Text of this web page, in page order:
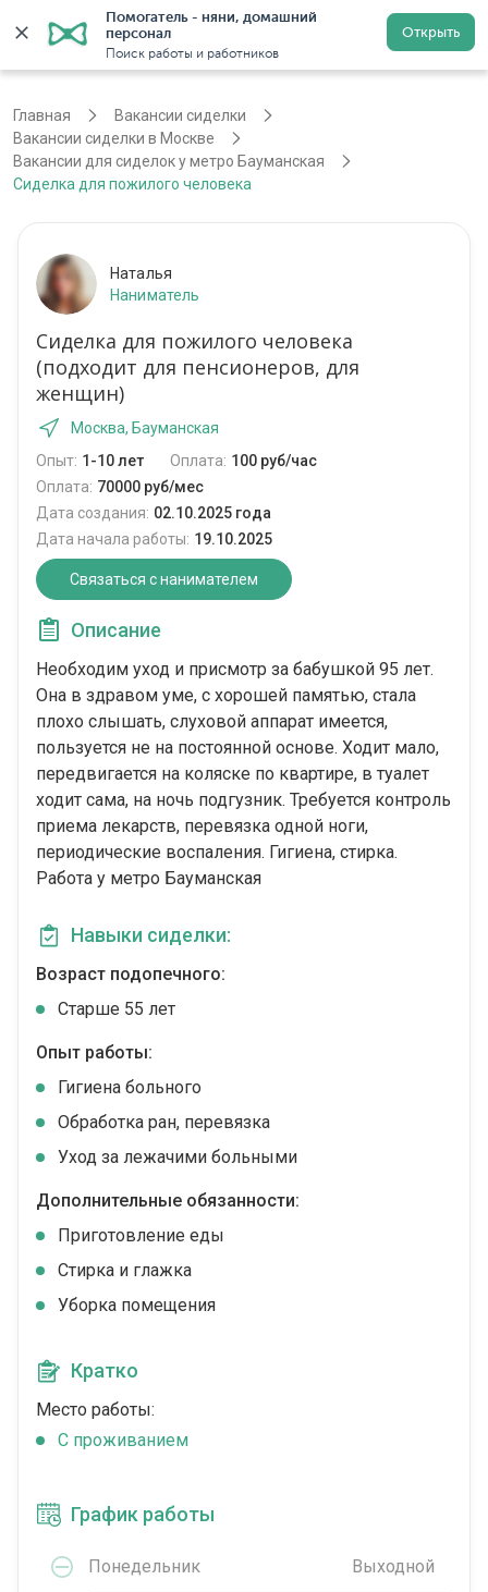
Помогатель - няни, домашний
персонал
Поиск работы и работников
Открыть
Регистрация
Главная
Вакансии сиделки
Вакансии сиделки в Москве
Вакансии для сиделок у метро Бауманская
Сиделка для пожилого человека
Наталья
Наниматель
Сиделка для пожилого человека
(подходит для пенсионеров, для
женщин)
Москва, Бауманская
Опыт: 1-10 лет Оплата: 100 руб/час
Оплата: 70000 руб/мес
Дата создания: 02.10.2025 года
Дата начала работы: 19.10.2025
Связаться с нанимателем
Описание
Необходим уход и присмотр за бабушкой 95 лет.
Она в здравом уме, с хорошей памятью, стала
плохо слышать, слуховой аппарат имеется,
пользуется не на постоянной основе. Ходит мало,
передвигается на коляске по квартире, в туалет
ходит сама, на ночь подгузник. Требуется контроль
приема лекарств, перевязка одной ноги,
периодические воспаления. Гигиена, стирка.
Работа у метро Бауманская
Навыки сиделки:
Возраст подопечного:
Cтарше 55 лет
Опыт работы:
Гигиена больного
Обработка ран, перевязка
Уход за лежачими больными
Дополнительные обязанности:
Приготовление еды
Стирка и глажка
Уборка помещения
Кратко
Место работы:
C проживанием
График работы
Понедельник Выходной